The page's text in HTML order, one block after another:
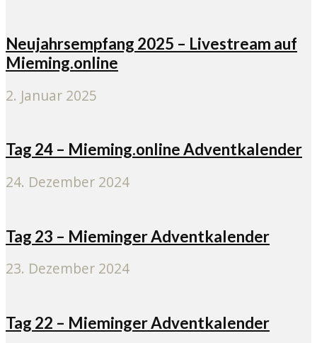
Neujahrsempfang 2025 – Livestream auf
Mieming.online
2. Januar 2025
Tag 24 – Mieming.online Adventkalender
24. Dezember 2024
Tag 23 – Mieminger Adventkalender
23. Dezember 2024
Tag 22 – Mieminger Adventkalender